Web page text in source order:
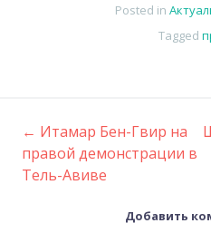
Posted in
Tagged
Post
← Итамар Бен-Гвир на
правой демонстрации в
Тель-Авиве
Добавить